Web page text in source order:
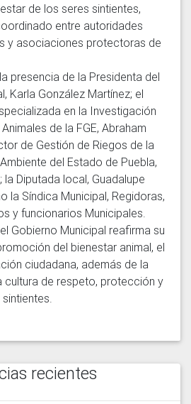
de los seres sintientes,
entre autoridades
y asociaciones protectoras de
presencia de la Presidenta del
Karla González Martínez; el
en la Investigación
de la FGE, Abraham
de Gestión de Riegos de la
del Estado de Puebla,
la Diputada local, Guadalupe
la Síndica Municipal, Regidoras,
y funcionarios Municipales.
Gobierno Municipal reafirma su
del bienestar animal, el
ciudadana, además de la
cultura de respeto, protección y
recientes